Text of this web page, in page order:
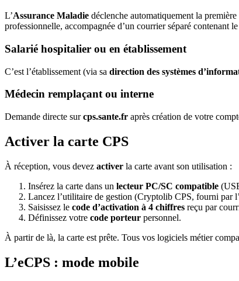
L’Assurance Maladie déclenche automatiquement la
professionnelle, accompagnée d’un courrier séparé contenant le
Salarié hospitalier ou en établissement
C’est l’établissement (via sa direction des systèmes
Médecin remplaçant ou interne
Demande directe surcps.sante.fr après création de votre
Activer la carte CPS
À réception, vous devez activer la carte avant son utilisation :
Insérez la carte dans un lecteur PC/SC compatible
Lancez l’utilitaire de gestion (Cryptolib CPS, fourni par
Saisissez le code d’activation à 4 chiffres reçu par
Définissez votre code porteur personnel.
À partir de là, la carte est prête. Tous vos logiciels métier
L’eCPS : mode mobile